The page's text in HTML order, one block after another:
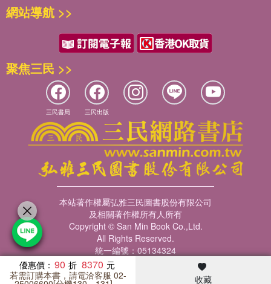
優惠價： 90 8370
若需訂購本書，請電洽客服 02- 收藏
暢銷榜 客服中心 瀏覽紀錄
網站導航 >>
聚焦三民 >>
三民書局 三民出版
本站著作權屬弘雅三民圖書股份有限公司
及相關著作權所有人所有
Copyright © San Min Book Co.,Ltd.
All Rights Reserved.
統一編號：05134324